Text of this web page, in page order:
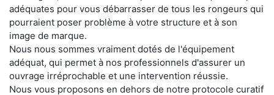
adéquates pour vous débarrasser de tous les rongeurs qui
pourraient poser problème à votre structure et à son
image de marque.
Nous nous sommes vraiment dotés de l'équipement
adéquat, qui permet à nos professionnels d'assurer un
ouvrage irréprochable et une intervention réussie.
Nous vous proposons en dehors de notre protocole curatif